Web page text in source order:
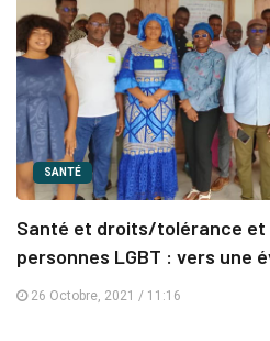
SANTÉ
Santé et droits/tolérance
personnes LGBT : vers une
26 Octobre, 2021 / 11:16